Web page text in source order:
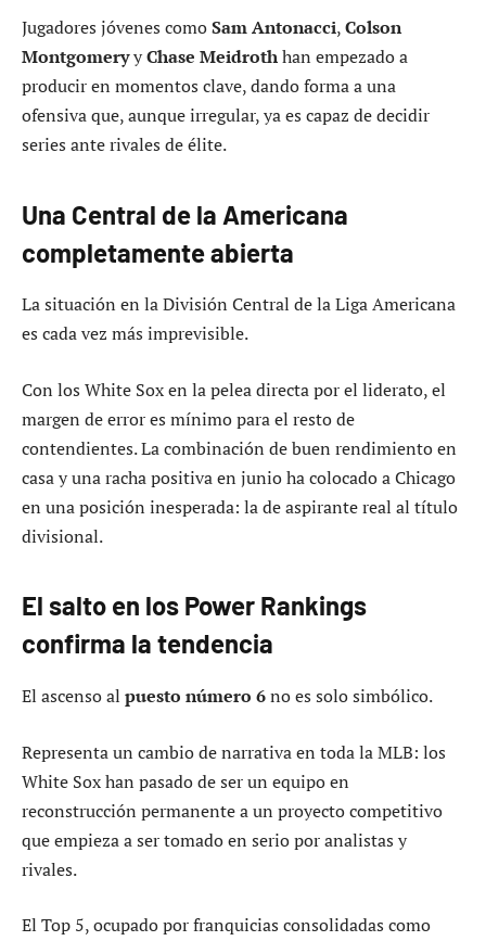
Jugadores jóvenes comoSam Antonacci,Colson
MontgomeryyChase Meidrothhan empezado a
producir en momentos clave, dando forma a una
ofensiva que, aunque irregular, ya es capaz de decidir
series ante rivales de élite.
Una Central de la Americana
completamente abierta
La situación en la División Central de la Liga Americana
es cada vez más imprevisible.
Con los White Sox en la pelea directa por el liderato, el
margen de error es mínimo para el resto de
contendientes. La combinación de buen rendimiento en
casa y una racha positiva en junio ha colocado a Chicago
en una posición inesperada: la de aspirante real al título
divisional.
El salto en los Power Rankings
confirma la tendencia
El ascenso al puesto número 6no es solo simbólico.
Representa un cambio de narrativa en toda la MLB: los
White Sox han pasado de ser un equipo en
reconstrucción permanente a un proyecto competitivo
que empieza a ser tomado en serio por analistas y
rivales.
El Top 5, ocupado por franquicias consolidadas como